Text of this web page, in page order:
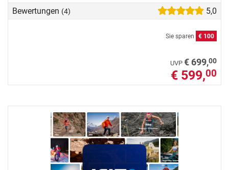
Bewertungen (4) 5,0
Sie sparen € 100
UVP € 699,00
€ 599,00